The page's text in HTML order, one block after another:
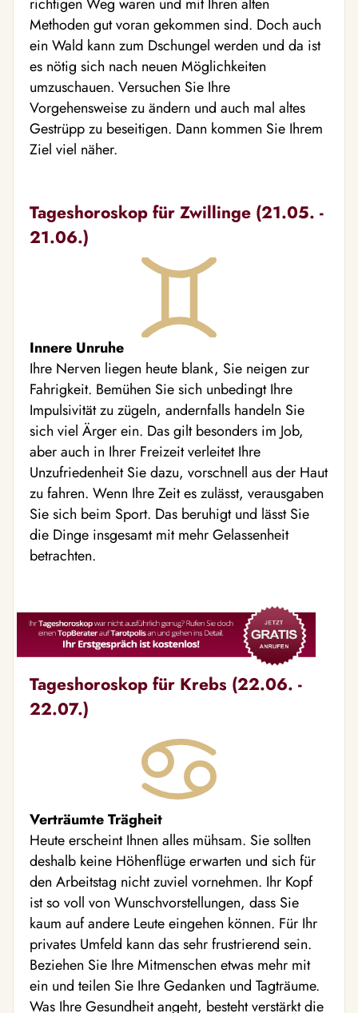
Methoden gut voran gekommen sind. Doch auch
ein Wald kann zum Dschungel werden und da ist
es nötig sich nach neuen Möglichkeiten
umzuschauen. Versuchen Sie Ihre
Vorgehensweise zu ändern und auch mal altes
Gestrüpp zu beseitigen. Dann kommen Sie Ihrem
Ziel viel näher.
Tageshoroskop für Zwillinge (21.05. -
21.06.)
Innere Unruhe
Ihre Nerven liegen heute blank, Sie neigen zur
Fahrigkeit. Bemühen Sie sich unbedingt Ihre
Impulsivität zu zügeln, andernfalls handeln Sie
sich viel Ärger ein. Das gilt besonders im Job,
aber auch in Ihrer Freizeit verleitet Ihre
Unzufriedenheit Sie dazu, vorschnell aus der Haut
zu fahren. Wenn Ihre Zeit es zulässt, verausgaben
Sie sich beim Sport. Das beruhigt und lässt Sie
die Dinge insgesamt mit mehr Gelassenheit
betrachten.
Tageshoroskop für Krebs (22.06. -
22.07.)
Verträumte Trägheit
Heute erscheint Ihnen alles mühsam. Sie sollten
deshalb keine Höhenflüge erwarten und sich für
den Arbeitstag nicht zuviel vornehmen. Ihr Kopf
ist so voll von Wunschvorstellungen, dass Sie
kaum auf andere Leute eingehen können. Für Ihr
privates Umfeld kann das sehr frustrierend sein.
Beziehen Sie Ihre Mitmenschen etwas mehr mit
ein und teilen Sie Ihre Gedanken und Tagträume.
Was Ihre Gesundheit angeht, besteht verstärkt die